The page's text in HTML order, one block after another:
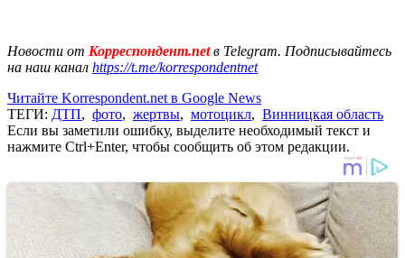
Новости от Корреспондент.netв Telegram. Подписывайтесь
на наш канал https://t.me/korrespondentnet
Читайте Korrespondent.net в Google News
ТЕГИ: ДТП, фото, жертвы, мотоцикл, Винницкая область
Если вы заметили ошибку, выделите необходимый текст и
нажмите Ctrl+Enter, чтобы сообщить об этом редакции.